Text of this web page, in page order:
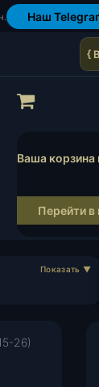
Наш
{
Ваша корзина
Перейти в
26)